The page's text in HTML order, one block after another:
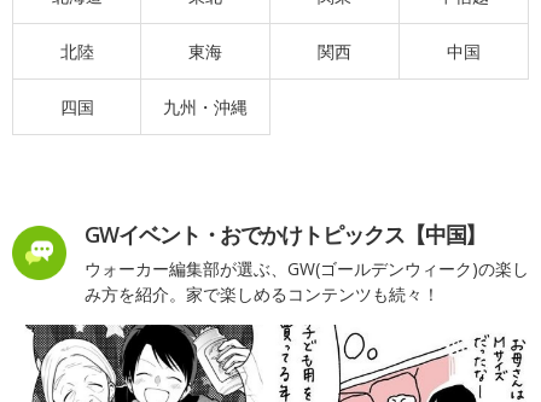
北陸 東海 関西 中国
四国 九州・沖縄
GWイベント・おでかけトピックス【中国】
ウォーカー編集部が選ぶ、GW(ゴールデンウィーク)の楽し
み方を紹介。家で楽しめるコンテンツも続々！